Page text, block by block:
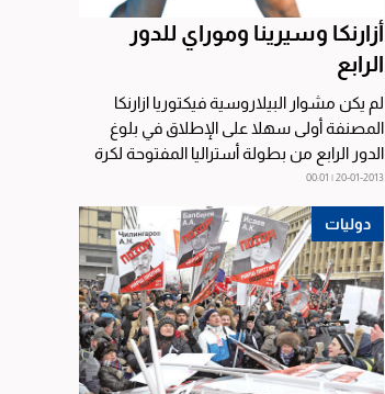
أزارنكا وسيرينا وموراي للدور
الرابع
لم يكن مشوار البيلاروسية فيكتوريا ازارنكا
المصنفة أولى سهلا على الإطلاق في بلوغ
الدور الرابع من بطولة أستراليا المفتوحة لكرة
المضرب،...
20-01-2013 | 00:01
دوليات